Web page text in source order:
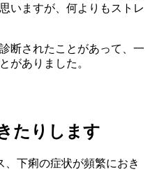
いますが、何よりもストレ
断されたことがあって、一
がありました。
たりします
下痢の症状が頻繁におき